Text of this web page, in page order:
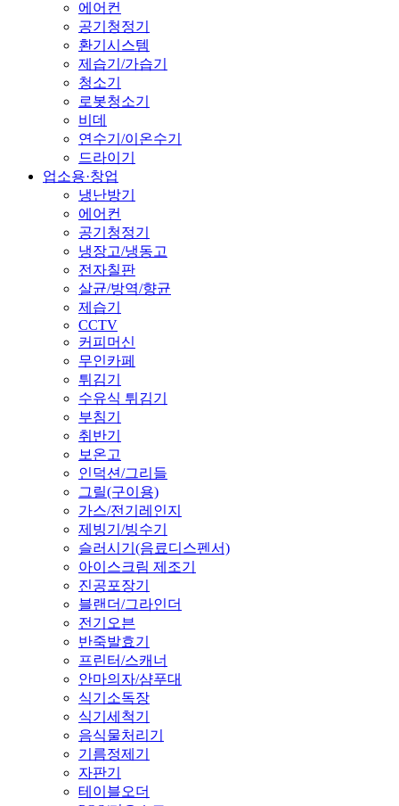
에어컨
공기청정기
환기시스템
제습기/가습기
청소기
로봇청소기
비데
연수기/이온수기
드라이기
업소용·창업
냉난방기
에어컨
공기청정기
냉장고/냉동고
전자칠판
살균/방역/향균
제습기
CCTV
커피머신
무인카페
튀김기
수유식 튀김기
부침기
취반기
보온고
인덕션/그리들
그릴(구이용)
가스/전기레인지
제빙기/빙수기
슬러시기(음료디스펜서)
아이스크림 제조기
진공포장기
블랜더/그라인더
전기오븐
반죽발효기
프린터/스캐너
안마의자/샴푸대
식기소독장
식기세척기
음식물처리기
기름정제기
자판기
테이블오더